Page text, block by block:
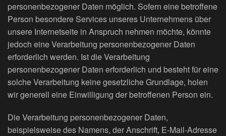
personenbezogener Daten möglich. Sofern eine betroffene
Person besondere Services unseres Unternehmens über
unsere Internetseite in Anspruch nehmen möchte, könnte
jedoch eine Verarbeitung personenbezogener Daten
erforderlich werden. Ist die Verarbeitung
personenbezogener Daten erforderlich und besteht für eine
solche Verarbeitung keine gesetzliche Grundlage, holen
wir generell eine Einwilligung der betroffenen Person ein.
Die Verarbeitung personenbezogener Daten,
beispielsweise des Namens, der Anschrift, E-Mail-Adresse